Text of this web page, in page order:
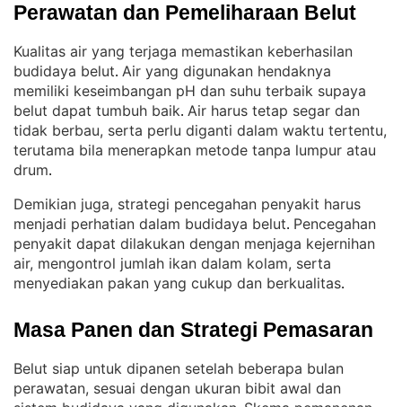
Perawatan dan Pemeliharaan Belut
Kualitas air yang terjaga memastikan keberhasilan
budidaya belut. Air yang digunakan hendaknya
memiliki keseimbangan pH dan suhu terbaik supaya
belut dapat tumbuh baik. Air harus tetap segar dan
tidak berbau, serta perlu diganti dalam waktu tertentu,
terutama bila menerapkan metode tanpa lumpur atau
drum.
Demikian juga, strategi pencegahan penyakit harus
menjadi perhatian dalam budidaya belut. Pencegahan
penyakit dapat dilakukan dengan menjaga kejernihan
air, mengontrol jumlah ikan dalam kolam, serta
menyediakan pakan yang cukup dan berkualitas.
Masa Panen dan Strategi Pemasaran
Belut siap untuk dipanen setelah beberapa bulan
perawatan, sesuai dengan ukuran bibit awal dan